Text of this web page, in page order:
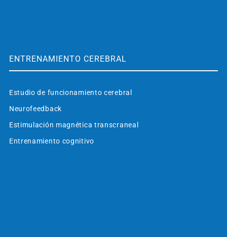
ENTRENAMIENTO CEREBRAL
Estudio de funcionamiento cerebral
Neurofeedback
Estimulación magnética transcraneal
Entrenamiento cognitivo